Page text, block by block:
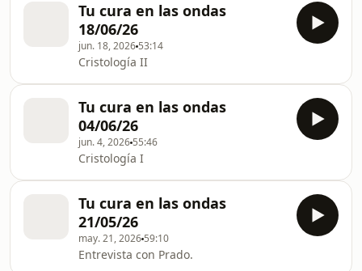
Tu cura en las ondas
18/06/26
jun. 18, 2026 53:14
Cristología II
Tu cura en las ondas
04/06/26
jun. 4, 2026 55:46
Cristología I
Tu cura en las ondas
21/05/26
may. 21, 2026 59:10
Entrevista con Prado.